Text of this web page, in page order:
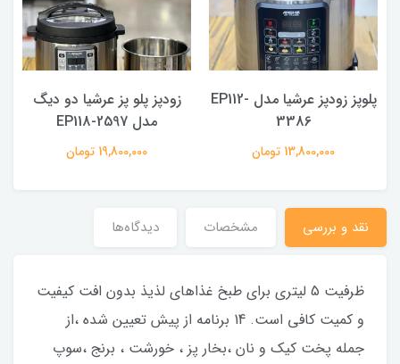
پلوپز زودپز عرشیا مدل EP112-
3386
13,800,000 تومان
زودپز پلو پز عرشیا دو دیگ
مدل EP118-2597
19,800,000 تومان
نقد و بررسی مشخصات دیدگاه‌ها
ظرفیت 5 لیتری برای طبخ غذاهای لذیذ بدون افت کیفیت
و کمیت کافی است. 14 برنامه از پیش تعیین شده ،از
جمله پخت کیک و نان ،بخار پز ، خورشت ، برنج ،سوپ